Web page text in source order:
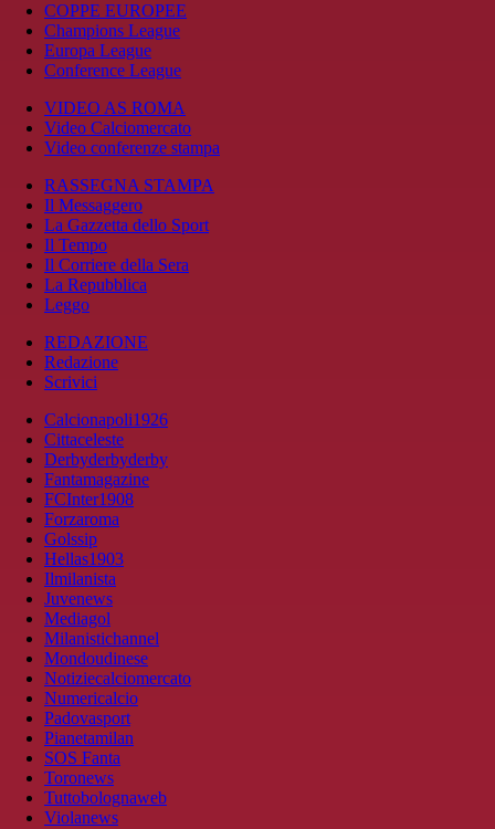
COPPE EUROPEE
Champions League
Europa League
Conference League
VIDEO AS ROMA
Video Calciomercato
Video conferenze stampa
RASSEGNA STAMPA
Il Messaggero
La Gazzetta dello Sport
Il Tempo
Il Corriere della Sera
La Repubblica
Leggo
REDAZIONE
Redazione
Scrivici
Calcionapoli1926
Cittaceleste
Derbyderbyderby
Fantamagazine
FCInter1908
Forzaroma
Golssip
Hellas1903
Ilmilanista
Juvenews
Mediagol
Milanistichannel
Mondoudinese
Notiziecalciomercato
Numericalcio
Padovasport
Pianetamilan
SOS Fanta
Toronews
Tuttobolognaweb
Violanews